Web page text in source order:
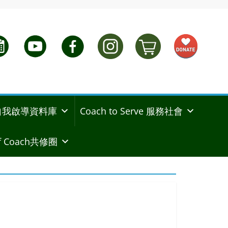
啟導資料庫 Coach to Serve 服務社會
Coach共修圈